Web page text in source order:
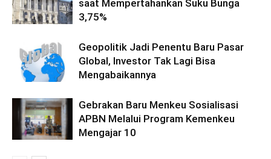
saat Mempertahankan Suku Bunga
3,75%
Geopolitik Jadi Penentu Baru Pasar
Global, Investor Tak Lagi Bisa
Mengabaikannya
Gebrakan Baru Menkeu Sosialisasi
APBN Melalui Program Kemenkeu
Mengajar 10